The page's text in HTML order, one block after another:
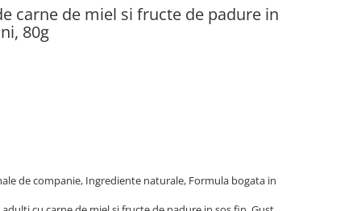
carne de miel si fructe de padure in
80g
de companie, Ingrediente naturale, Formula bogata in